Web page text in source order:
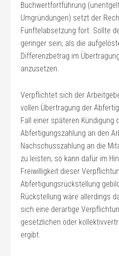
Buchwertfortführung
Umgründungen) setzt der
Fünftelabsetzung fort. Sollte
geringer sein, als die
Differenzbetrag im
anzusetzen.
Verpflichtet sich der
vollen Übertragung der
Fall einer späteren Kündigung
Abfertigungszahlung an den
Nachschusszahlung an die
zu leisten, so kann dafür im
Freiwilligkeit dieser
Abfertigungsrückstellung
Rückstellung wäre allerdings
sich eine derartige
gesetzlichen oder
ergibt.